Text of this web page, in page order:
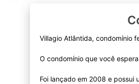
Villagio Atlântida, condomínio
O condomínio que você
Foi lançado em 2008 e possui